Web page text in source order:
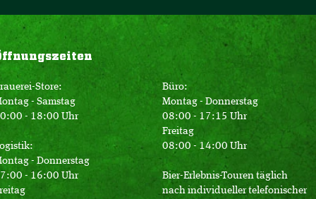
Store:
- Samstag
- 18:00 Uhr
- Donnerstag
- 16:00 Uhr
Büro:
Montag - Donnerstag
08:00 - 17:15 Uhr
Freitag
08:00 - 14:00 Uhr
Bier-Erlebnis-Touren täglich
nach individueller telefonischer